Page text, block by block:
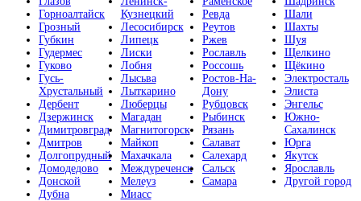
Горноалтайск
Грозный
Губкин
Гудермес
Гуково
Гусь-
Хрустальный
Дербент
Дзержинск
Димитровград
Дмитров
Долгопрудный
Домодедово
Донской
Дубна
Кузнецкий
Лесосибирск
Липецк
Лиски
Лобня
Лысьва
Лыткарино
Люберцы
Магадан
Магнитогорск
Майкоп
Махачкала
Междуреченск
Мелеуз
Миасс
Ревда
Реутов
Ржев
Рославль
Россошь
Ростов-На-
Дону
Рубцовск
Рыбинск
Рязань
Салават
Салехард
Сальск
Самара
Шали
Шахты
Шуя
Щелкино
Щёкино
Электросталь
Элиста
Энгельс
Южно-
Сахалинск
Юрга
Якутск
Ярославль
Другой город